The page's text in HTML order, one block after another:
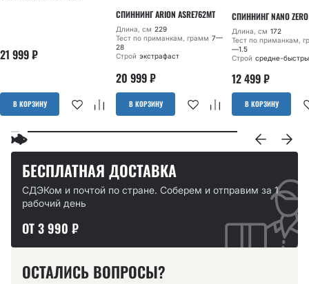
21 999₽
В КОРЗИНУ
СПИННИНГ ARION ASRE762MT
Длина, см 229
Тест по приманкам, грамм 7—
28
Строй экстрафаст
20 999₽
В КОРЗИНУ
СПИННИНГ NANO ZERO
Длина, см 172
Тест по приманкам,
—1.5
Строй средне-
12 499₽
В КОРЗИНУ
БЕСПЛАТНАЯ ДОСТАВКА
СДЭКом и почтой по стране. Соберем и отправим за 1
рабочий день
ОТ 3 990 ₽
ОСТАЛИСЬ ВОПРОСЫ?